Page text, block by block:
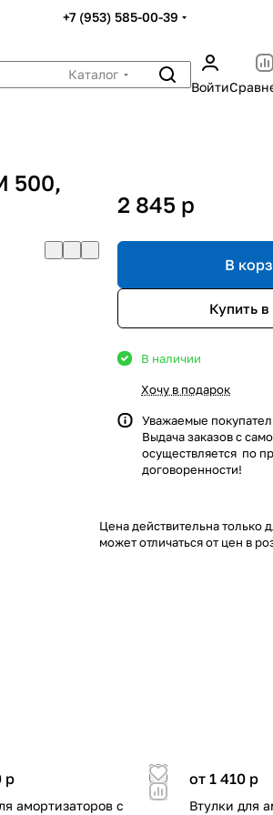
+7 (953) 585-00-39
Каталог
Войти
500,
2 845 p
В
Купить в
В наличии
Хочу в подарок
Уважаемые
Выдача заказов с
осуществляется по
договоренности!
Цена действительна только
может отличаться от цен в
p
амортизаторов с
от 1 410 p
Втулки для